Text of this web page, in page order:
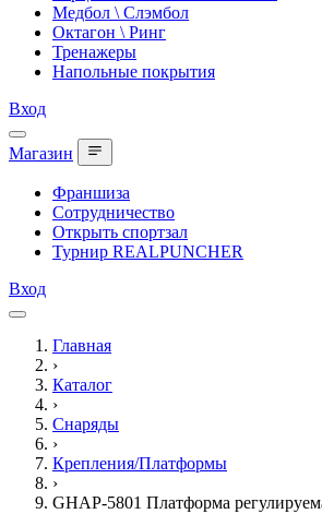
Медбол \ Слэмбол
Октагон \ Ринг
Тренажеры
Напольные покрытия
Вход
Магазин
Франшиза
Сотрудничество
Открыть спортзал
Турнир REALPUNCHER
Вход
Главная
›
Каталог
›
Снаряды
›
Крепления/Платформы
›
GHAP-5801 Платформа